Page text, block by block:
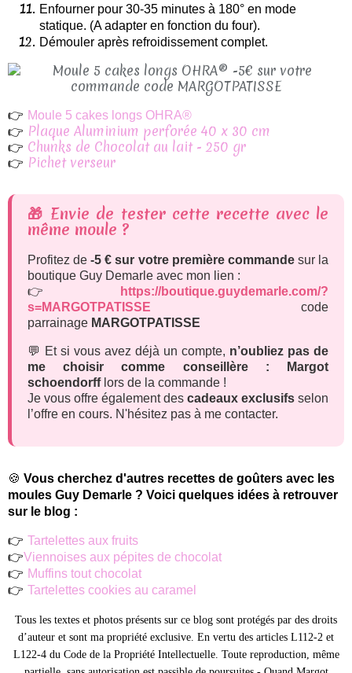
Enfourner pour 30-35 minutes à 180° en mode
statique. (A adapter en fonction du four).
Démouler après refroidissement complet.
👉 Moule 5 cakes longs OHRA®
👉 Plaque Aluminium perforée 40 x 30 cm
👉 Chunks de Chocolat au lait - 250 gr
👉 Pichet verseur
🎁 Envie de tester cette recette avec le
même moule ?
Profitez de-5 € sur votre première commandesur la
boutique Guy Demarle avec mon lien :
👉
https://boutique.guydemarle.com/?
s=MARGOTPATISSE code
parrainage MARGOTPATISSE
💬 Et si vous avez déjà un compte, n’oubliez pas de
me choisir comme conseillère : Margot
schoendorff lors de la commande !
Je vous offre également des cadeaux exclusifs selon
l’offre en cours. N'hésitez pas à me contacter.
🍪 Vous cherchez d'autres recettes de goûters avec les
moules Guy Demarle ? Voici quelques idées à retrouver
sur le blog :
👉 Tartelettes aux fruits
👉Viennoises aux pépites de chocolat
👉 Muffins tout chocolat
👉 Tartelettes cookies au caramel
Tous les textes et photos présents sur ce blog sont protégés par des droits
d’auteur et sont ma propriété exclusive. En vertu des articles L112-2 et
L122-4 du Code de la Propriété Intellectuelle. Toute reproduction, même